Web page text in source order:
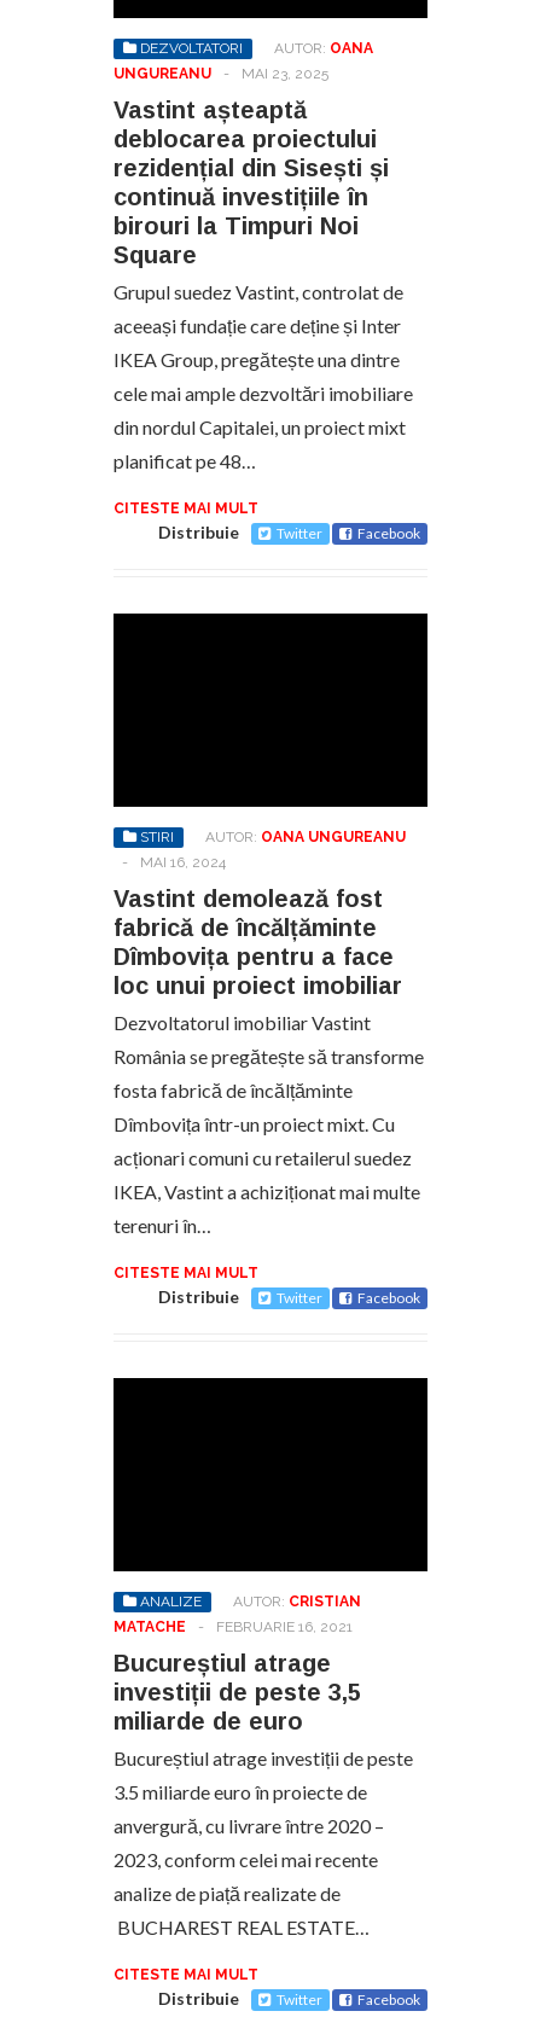
DEZVOLTATORI AUTOR: OANA
UNGUREANU
- MAI 23, 2025
Vastint așteaptă
deblocarea proiectului
rezidențial din Sisești și
continuă investițiile în
birouri la Timpuri Noi
Square
Grupul suedez Vastint, controlat de
aceeași fundație care deține și Inter
IKEA Group, pregătește una dintre
cele mai ample dezvoltări imobiliare
din nordul Capitalei, un proiect mixt
planificat pe 48…
CITESTE MAI MULT
Distribuie Twitter Facebook
STIRI AUTOR: OANA UNGUREANU
-
MAI 16, 2024
Vastint demolează fost
fabrică de încălțăminte
Dîmbovița pentru a face
loc unui proiect imobiliar
Dezvoltatorul imobiliar Vastint
România se pregătește să transforme
fosta fabrică de încălțăminte
Dîmbovița într-un proiect mixt. Cu
acționari comuni cu retailerul suedez
IKEA, Vastint a achiziționat mai multe
terenuri în…
CITESTE MAI MULT
Distribuie Twitter Facebook
ANALIZE AUTOR: CRISTIAN
MATACHE
- FEBRUARIE 16, 2021
Bucureștiul atrage
investiții de peste 3,5
miliarde de euro
Bucureștiul atrage investiții de peste
3.5 miliarde euro în proiecte de
anvergură, cu livrare între 2020 –
2023, conform celei mai recente
analize de piață realizate de
BUCHAREST REAL ESTATE…
CITESTE MAI MULT
Distribuie Twitter Facebook